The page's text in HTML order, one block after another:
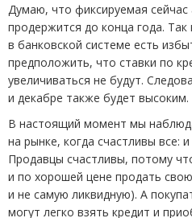
Думаю, что фиксируемая сейчас
продержится до конца года.
в банковской системе есть
предположить, что ставки по
увеличиваться не будут.
и декабре также будет высоким.
В настоящий момент мы
на рынке, когда счастливы все:
Продавцы счастливы, потому
и по хорошей цене продать
и не самую ликвидную). А
могут легко взять кредит и